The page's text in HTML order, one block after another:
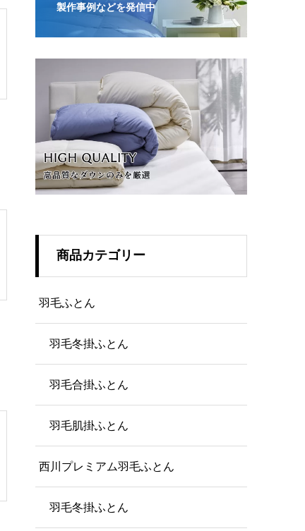
製作事例などを発信中
商品カテゴリー
羽毛ふとん
羽毛冬掛ふとん
羽毛合掛ふとん
羽毛肌掛ふとん
西川プレミアム羽毛ふとん
羽毛冬掛ふとん